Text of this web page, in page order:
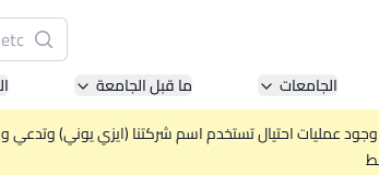
البحث
الجامعات ما قبل الجامعة
وجود عمليات احتيال تستخدم اسم شركتنا (ايزي يوني)